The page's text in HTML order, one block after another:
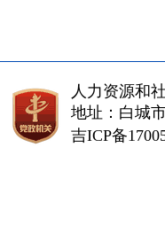
人力资源和
地址：白城
吉ICP备